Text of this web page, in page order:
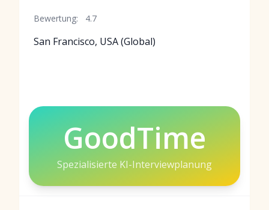
Bewertung: 4.7
San Francisco, USA (Global)
GoodTime
Spezialisierte KI-Interviewplanung